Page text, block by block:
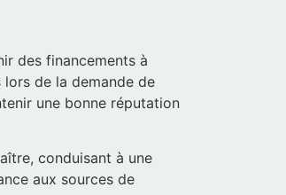
des financements à
de la demande de
une bonne réputation
conduisant à une
aux sources de